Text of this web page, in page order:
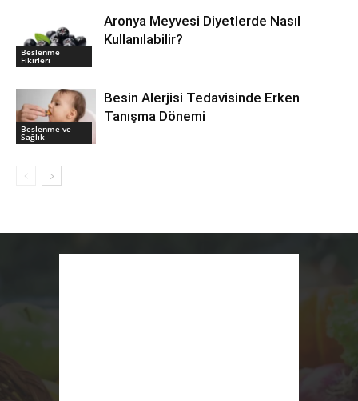
Beslenme
Fikirleri
Aronya Meyvesi Diyetlerde Nasıl
Kullanılabilir?
Beslenme ve
Sağlık
Besin Alerjisi Tedavisinde Erken
Tanışma Dönemi